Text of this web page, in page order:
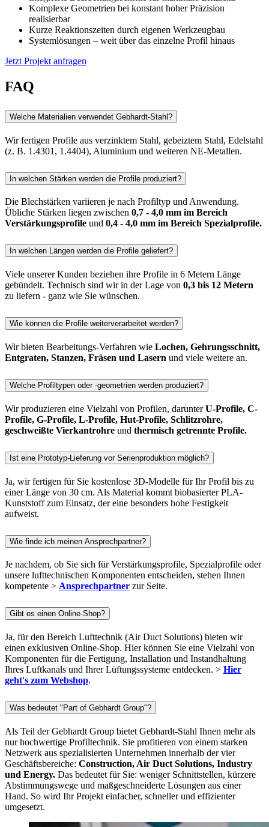
Komplexe Geometrien bei konstant hoher Präzision
realisierbar
Kurze Reaktionszeiten durch eigenen Werkzeugbau
Systemlösungen – weit über das einzelne Profil hinaus
Jetzt Projekt anfragen
FAQ
Welche Materialien verwendet Gebhardt-Stahl?
Wir fertigen Profile aus verzinktem Stahl, gebeiztem Stahl, Edelstahl
(z. B. 1.4301, 1.4404), Aluminium und weiteren NE-Metallen.
In welchen Stärken werden die Profile produziert?
Die Blechstärken variieren je nach Profiltyp und Anwendung.
Übliche Stärken liegen zwischen 0,7 - 4,0 mm im Bereich
Verstärkungsprofile und 0,4 - 4,0 mm im Bereich Spezialprofile.
In welchen Längen werden die Profile geliefert?
Viele unserer Kunden beziehen ihre Profile in 6 Metern Länge
gebündelt. Technisch sind wir in der Lage von 0,3 bis 12 Metern
zu liefern - ganz wie Sie wünschen.
Wie können die Profile weiterverarbeitet werden?
Wir bieten Bearbeitungs-Verfahren wie Lochen, Gehrungsschnitt,
Entgraten, Stanzen, Fräsen und Lasern und viele weitere an.
Welche Profiltypen oder -geometrien werden produziert?
Wir produzieren eine Vielzahl von Profilen, darunterU-Profile, C-
Profile, G-Profile, L-Profile, Hut-Profile, Schlitzrohre,
geschweißte Vierkantrohre und thermisch getrennte Profile.
Ist eine Prototyp-Lieferung vor Serienproduktion möglich?
Ja, wir fertigen für Sie kostenlose 3D-Modelle für Ihr Profil bis zu
einer Länge von 30 cm. Als Material kommt biobasierter PLA-
Kunststoff zum Einsatz, der eine besonders hohe Festigkeit
aufweist.
Wie finde ich meinen Ansprechpartner?
Je nachdem, ob Sie sich für Verstärkungsprofile, Spezialprofile oder
unsere lufttechnischen Komponenten entscheiden, stehen Ihnen
kompetente > Ansprechpartner zur Seite.
Gibt es einen Online-Shop?
Ja, für den Bereich Lufttechnik (Air Duct Solutions) bieten wir
einen exklusiven Online-Shop. Hier können Sie eine Vielzahl von
Komponenten für die Fertigung, Installation und Instandhaltung
Ihres Luftkanals und Ihrer Lüftungssysteme entdecken. > Hier
geht's zum Webshop.
Was bedeutet "Part of Gebhardt Group"?
Als Teil der Gebhardt Group bietet Gebhardt-Stahl Ihnen mehr als
nur hochwertige Profiltechnik. Sie profitieren von einem starken
Netzwerk aus spezialisierten Unternehmen innerhalb der vier
Geschäftsbereiche: Construction, Air Duct Solutions, Industry
und Energy. Das bedeutet für Sie: weniger Schnittstellen, kürzere
Abstimmungswege und maßgeschneiderte Lösungen aus einer
Hand. So wird Ihr Projekt einfacher, schneller und effizienter
umgesetzt.